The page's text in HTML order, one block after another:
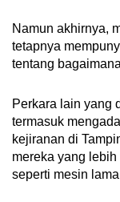
Namun akhirnya,
tetapnya
tentang
Perkara lain yang
termasuk
kejiranan di
mereka yang
seperti mesin